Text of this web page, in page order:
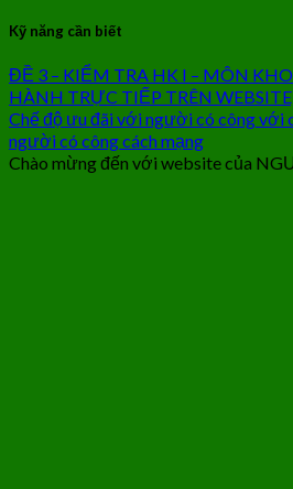
Kỹ năng cần biết
ĐỀ 3 – KIỂM TRA HK I – MÔN
HÀNH TRỰC TIẾP TRÊN
Chế độ ưu đãi với người có công với
người có công cách mạng
Chào mừng đến với website của